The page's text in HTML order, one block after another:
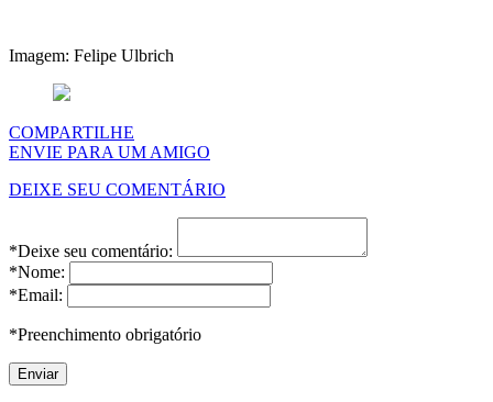
Imagem: Felipe Ulbrich
COMPARTILHE
ENVIE PARA UM AMIGO
DEIXE SEU COMENTÁRIO
*Deixe seu comentário:
*Nome:
*Email:
*Preenchimento obrigatório